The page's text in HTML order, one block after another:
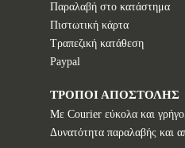
Παραλαβή στο κατάστημα
Πιστωτική κάρτα
Τραπεζική κατάθεση
Paypal
ΤΡΟΠΟΙ ΑΠΟΣΤΟΛΗΣ
Με Courier εύκολα και
Δυνατότητα παραλαβής και